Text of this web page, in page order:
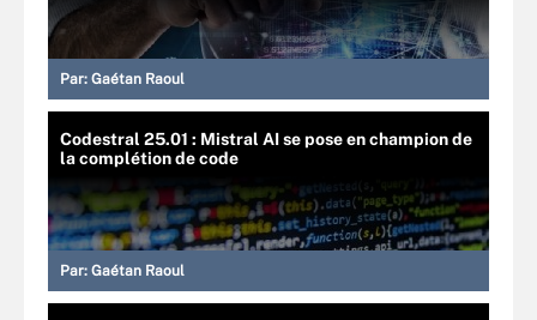
Par: Gaétan Raoul
Codestral 25.01 : Mistral AI se pose en champion de
la complétion de code
Par: Gaétan Raoul